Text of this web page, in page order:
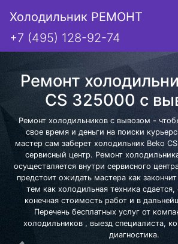
Холодильник РЕМОНТ
+7 (495) 128-92-74
Ремонт
CS 325000 с
Ремонт холодильников с вывозом -
свое время и деньги на поиски
мастер сам заберет холодильник Beko
сервисный центр. Ремонт
осуществляется внутри сервисного
предстоит ожидать мастера как
тем как холодильная техника сдается,
конечная стоимость работ и в
Перечень бесплатных услуг от
холодильников , выезд специалиста,
диагностика.